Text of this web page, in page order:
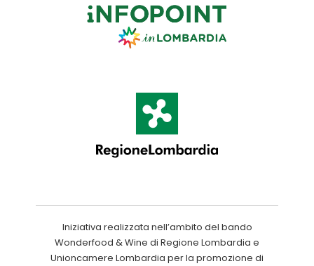
Iniziativa realizzata nell’ambito del bando
Wonderfood & Wine di Regione Lombardia e
Unioncamere Lombardia per la promozione di